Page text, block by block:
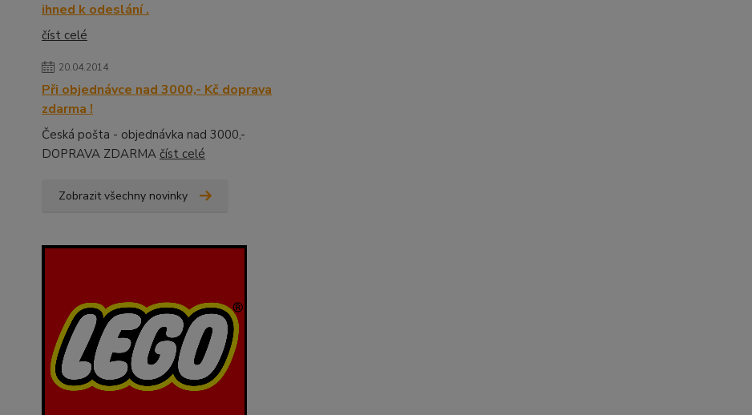
ihned k odeslání .
číst celé
20.04.2014
Při objednávce nad 3000,- Kč doprava
zdarma !
Česká pošta - objednávka nad 3000,-
DOPRAVA ZDARMA číst celé
Zobrazit všechny novinky